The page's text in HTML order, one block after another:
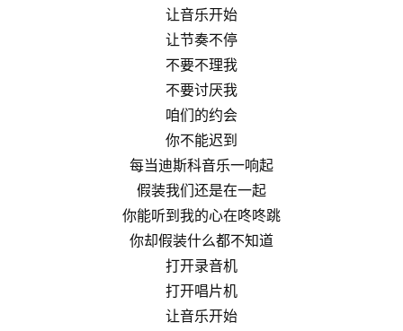
让音乐开始
让节奏不停
不要不理我
不要讨厌我
咱们的约会
你不能迟到
每当迪斯科音乐一响起
假装我们还是在一起
你能听到我的心在咚咚跳
你却假装什么都不知道
打开录音机
打开唱片机
让音乐开始